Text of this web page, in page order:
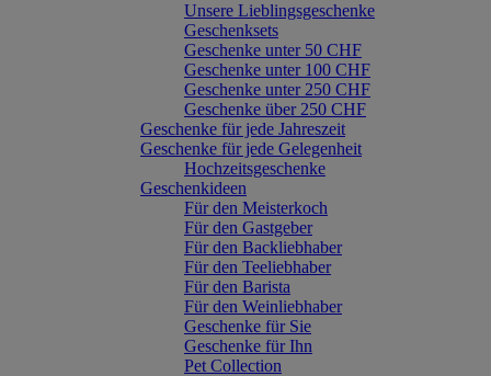
Unsere Lieblingsgeschenke
Geschenksets
Geschenke unter 50 CHF
Geschenke unter 100 CHF
Geschenke unter 250 CHF
Geschenke über 250 CHF
Geschenke für jede Jahreszeit
Geschenke für jede Gelegenheit
Hochzeitsgeschenke
Geschenkideen
Für den Meisterkoch
Für den Gastgeber
Für den Backliebhaber
Für den Teeliebhaber
Für den Barista
Für den Weinliebhaber
Geschenke für Sie
Geschenke für Ihn
Pet Collection